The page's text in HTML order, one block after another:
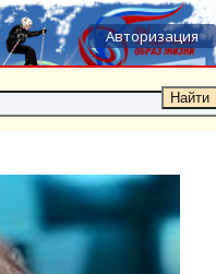
Авторизация
Найти